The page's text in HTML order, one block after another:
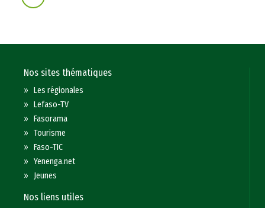
Nos sites thématiques
»Les régionales
»Lefaso-TV
»Fasorama
»Tourisme
»Faso-TIC
»Yenenga.net
» Jeunes
Nos liens utiles